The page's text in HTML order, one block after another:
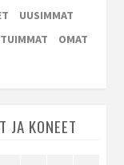
UUSIMMAT
OMAT
JA KONEET